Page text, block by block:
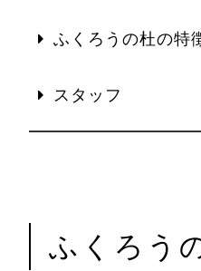
ふくろうの杜の特
スタッフ
ふくろう